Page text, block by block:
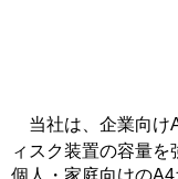
当社は、企業向け
ィスク装置の容量を
個人・家庭向けの